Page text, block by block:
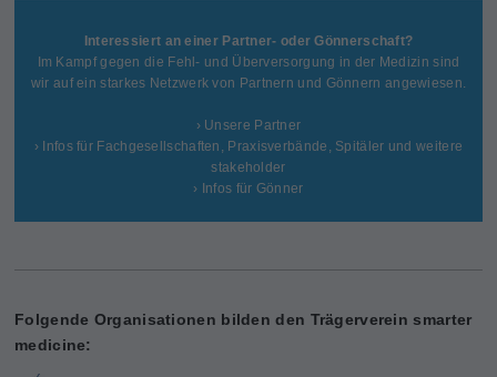
Interessiert an einer Partner- oder Gönnerschaft?
Im Kampf gegen die Fehl- und Überversorgung in der Medizin sind
wir auf ein starkes Netzwerk von Partnern und Gönnern angewiesen.
› Unsere Partner
› Infos für Fachgesellschaften, Praxisverbände, Spitäler und weitere
stakeholder
› Infos für Gönner
Folgende Organisationen bilden den Trägerverein smarter
medicine: